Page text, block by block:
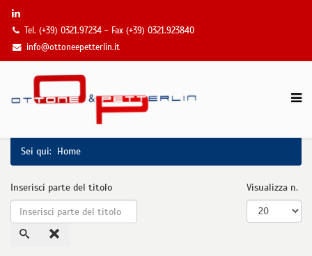
Tel. (+39) 0321.97234 - Fax (+39) 0321.923840
info@ottoneepetterlin.it
Sei qui: Home
Inserisci parte del titolo Visualizza n.